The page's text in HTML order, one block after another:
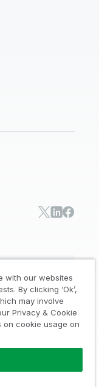
通知 / 商標 /
い申請
with our websites
By clicking ‘Ok’,
may involve
Privacy & Cookie
on cookie usage on